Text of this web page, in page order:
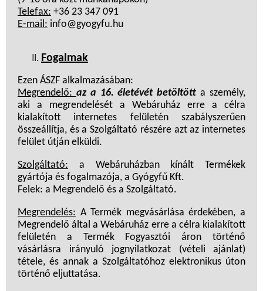
Telefax: +36 23 347 091
E-mail: info@gyogyfu.hu
Fogalmak
Ezen ÁSZF alkalmazásában:
Megrendelő: az a 16.életévét betöltött a személy,
aki a megrendelését a Webáruház erre a célra
kialakított internetes felületén szabályszerűen
összeállítja, és a Szolgáltató részére azt az internetes
felület útján elküldi.
Szolgáltató: a Webáruházban kínált Termékek
gyártója és fogalmazója, a Gyógyfű Kft.
Felek: a Megrendelő és a Szolgáltató.
Megrendelés: A Termék megvásárlása érdekében, a
Megrendelő által a Webáruház erre a célra kialakított
felületén a Termék Fogyasztói áron történő
vásárlásra irányuló jognyilatkozat (vételi ajánlat)
tétele, és annak a Szolgáltatóhoz elektronikus úton
történő eljuttatása.